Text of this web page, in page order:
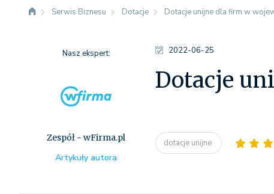
Serwis Biznesu Dotacje Dotacje unijne dla firm w
2022-06-25
Dotacje
dotacje unijne
Nasz ekspert:
Zespół - wFirma.pl
Artykuły autora